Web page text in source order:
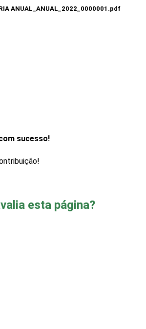
ANUAL_ANUAL_2022_0000001.pdf
sucesso!
esta página?